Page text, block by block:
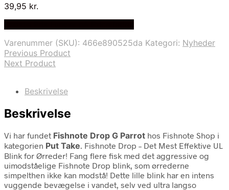
39,95 kr.
Varenummer (SKU): 466e890525da Kategori: Nyheder
Previous Product
Next Product
Beskrivelse
Beskrivelse
Vi har fundet Fishnote Drop G Parrot hos Fishnote Shop i
kategorien Put Take. Fishnote Drop – Det Mest Effektive UL
Blink for Ørreder! Fang flere fisk med det aggressive og
uimodståelige Fishnote Drop blink, som ørrederne
simpelthen ikke kan modstå! Dette lille blink har en intens
vuggende bevægelse i vandet, selv ved ultra langso